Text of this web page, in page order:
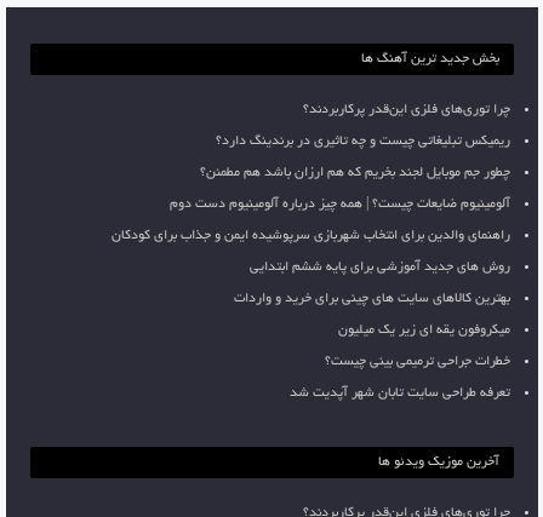
بخش جدید ترین آهنگ ها
چرا توری‌های فلزی این‌قدر پرکاربردند؟
ریمیکس تبلیغاتی چیست و چه تاثیری در برندینگ دارد؟
چطور جم موبایل لجند بخریم که هم ارزان باشد هم مطمئن؟
آلومینیوم ضایعات چیست؟ | همه چیز درباره آلومینیوم دست دوم
راهنمای والدین برای انتخاب شهربازی سرپوشیده ایمن و جذاب برای کودکان
روش های جدید آموزشی برای پایه ششم ابتدایی
بهترین کالاهای سایت های چینی برای خرید و واردات
میکروفون یقه ای زیر یک میلیون
خطرات جراحی ترمیمی بینی چیست؟
تعرفه طراحی سایت تابان شهر آپدیت شد
آخرین موزیک ویدئو ها
چرا توری‌های فلزی این‌قدر پرکاربردند؟